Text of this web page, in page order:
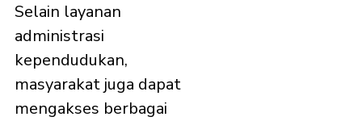
Selain layanan
administrasi
kependudukan,
masyarakat juga dapat
mengakses berbagai